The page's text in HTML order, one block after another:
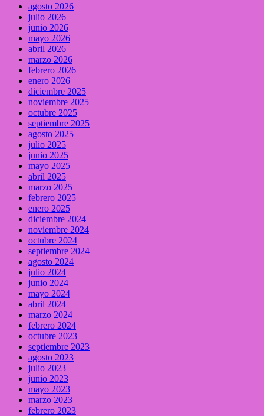
agosto 2026
julio 2026
junio 2026
mayo 2026
abril 2026
marzo 2026
febrero 2026
enero 2026
diciembre 2025
noviembre 2025
octubre 2025
septiembre 2025
agosto 2025
julio 2025
junio 2025
mayo 2025
abril 2025
marzo 2025
febrero 2025
enero 2025
diciembre 2024
noviembre 2024
octubre 2024
septiembre 2024
agosto 2024
julio 2024
junio 2024
mayo 2024
abril 2024
marzo 2024
febrero 2024
octubre 2023
septiembre 2023
agosto 2023
julio 2023
junio 2023
mayo 2023
marzo 2023
febrero 2023